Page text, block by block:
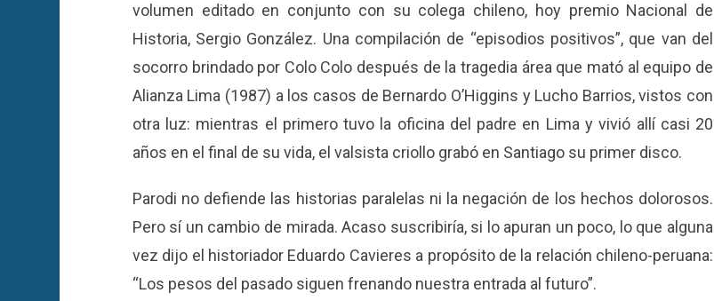
volumen editado en conjunto con su colega chileno, hoy premio Nacional de
Historia, Sergio González. Una compilación de “episodios positivos”, que van del
socorro brindado por Colo Colo después de la tragedia área que mató al equipo de
Alianza Lima (1987) a los casos de Bernardo O’Higgins y Lucho Barrios, vistos con
otra luz: mientras el primero tuvo la oficina del padre en Lima y vivió allí casi 20
años en el final de su vida, el valsista criollo grabó en Santiago su primer disco.
Parodi no defiende las historias paralelas ni la negación de los hechos dolorosos.
Pero sí un cambio de mirada. Acaso suscribiría, si lo apuran un poco, lo que alguna
vez dijo el historiador Eduardo Cavieres a propósito de la relación chileno-peruana:
“Los pesos del pasado siguen frenando nuestra entrada al futuro”.